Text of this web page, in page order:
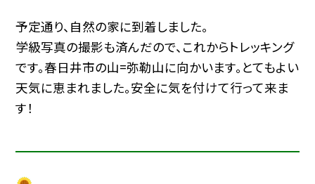
予定通り、自然の家に到着しました。
学級写真の撮影も済んだので、これからトレッキング
です。春日井市の山=弥勒山に向かいます。とてもよい
天気に恵まれました。安全に気を付けて行って来ま
す！